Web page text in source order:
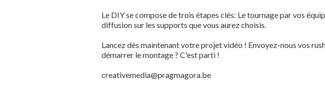
Le DIY se compose de trois étapes clés: Le tournage par vos
diffusion sur les supports que vous aurez choisis.
Lancez dès maintenant votre projet vidéo ! Envoyez-nous vos
démarrer le montage ? C'est parti !
creativemedia@pragmagora.be